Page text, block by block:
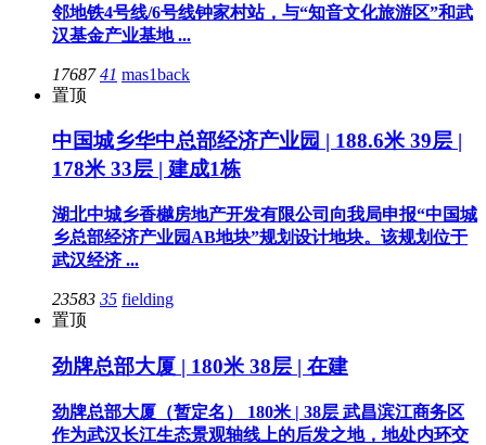
邻地铁4号线/6号线钟家村站，与“知音文化旅游区”和武
汉基金产业基地 ...
1768741 mas1back
置顶
中国城乡华中总部经济产业园 | 188.6米 39层 |
178米 33层 | 建成1栋
湖北中城乡香樾房地产开发有限公司向我局申报“中国城
乡总部经济产业园AB地块”规划设计地块。该规划位于
武汉经济 ...
23583 35 fielding
置顶
劲牌总部大厦 | 180米 38层 | 在建
劲牌总部大厦（暂定名） 180米 | 38层 武昌滨江商务区
作为武汉长江生态景观轴线上的后发之地，地处内环交